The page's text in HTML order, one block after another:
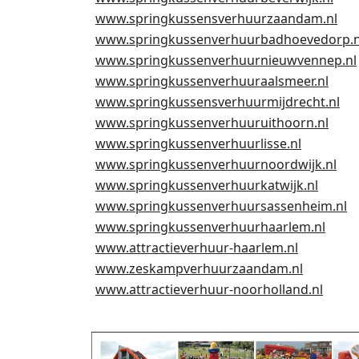
www.springkussensverhuurzaandam.nl
www.springkussenverhuurnieuwvennep.nl
www.springkussenverhuuraalsmeer.nl
www.springkussensverhuurmijdrecht.nl
www.springkussenverhuuruithoorn.nl
www.springkussenverhuurlisse.nl
www.springkussenverhuurnoordwijk.nl
www.springkussenverhuurkatwijk.nl
www.springkussenverhuursassenheim.nl
www.springkussenverhuurhaarlem.nl
www.attractieverhuur-haarlem.nl
www.zeskampverhuurzaandam.nl
www.attractieverhuur-noorholland.nl